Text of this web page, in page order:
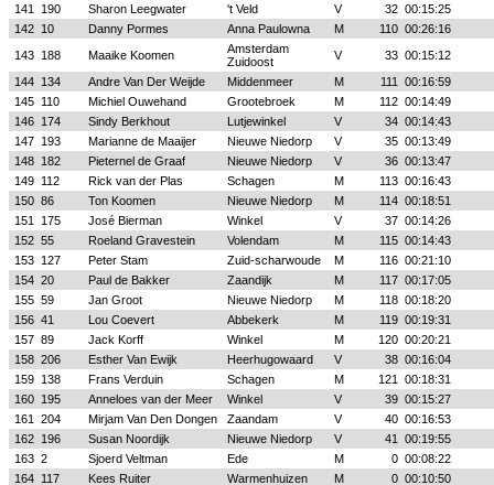
141
190 Sharon Leegwater 't Veld V 32 00:15:25
142 10 Danny Pormes Anna Paulowna M 110 00:26:16
143 188 Maaike Koomen
Amsterdam
Zuidoost
V 33 00:15:12
144 134 Andre Van Der Weijde Middenmeer M 111
00:16:59
145 110 Michiel Ouwehand Grootebroek M 112 00:14:49
146 174 Sindy Berkhout Lutjewinkel V 34 00:14:43
147 193 Marianne de Maaijer Nieuwe Niedorp V 35 00:13:49
148 182 Pieternel de Graaf Nieuwe Niedorp V 36 00:13:47
149 112 Rick van der Plas Schagen M 113 00:16:43
150 86 Ton Koomen Nieuwe Niedorp M 114 00:18:51
151
175 José Bierman Winkel V 37 00:14:26
152 55 Roeland Gravestein Volendam M 115 00:14:43
153 127 Peter Stam Zuid-scharwoude M 116 00:21:10
154 20 Paul de Bakker Zaandijk M 117 00:17:05
155 59 Jan Groot Nieuwe Niedorp M 118 00:18:20
156 41 Lou Coevert Abbekerk M 119 00:19:31
157 89 Jack Korff Winkel M 120 00:20:21
158 206 Esther Van Ewijk Heerhugowaard V 38 00:16:04
159 138 Frans Verduin Schagen M 121
00:18:31
160 195 Anneloes van der Meer Winkel V 39 00:15:27
161
204 Mirjam Van Den Dongen Zaandam V 40 00:16:53
162 196 Susan Noordijk Nieuwe Niedorp V 41
00:19:55
163 2 Sjoerd Veltman Ede M 0 00:08:22
164 117 Kees Ruiter Warmenhuizen M 0 00:10:50